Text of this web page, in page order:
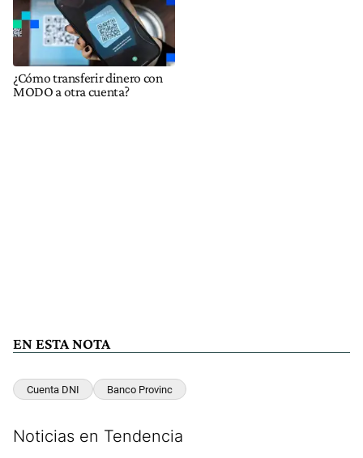
¿Cómo transferir dinero con
MODO a otra cuenta?
EN ESTA NOTA
Cuenta DNI Banco Provinc
Noticias en Tendencia